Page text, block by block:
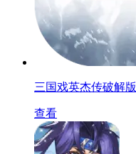
三国戏英杰传破解版
查看